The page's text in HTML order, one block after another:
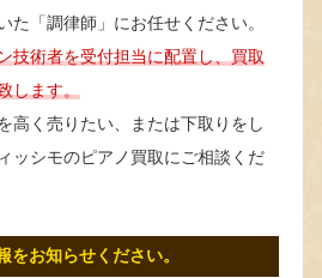
た「調律師」にお任せください。
技術者を受付担当に配置し、買取
します。
高く売りたい、または下取りをし
ッシモのピアノ買取にご相談くだ
をお知らせください。